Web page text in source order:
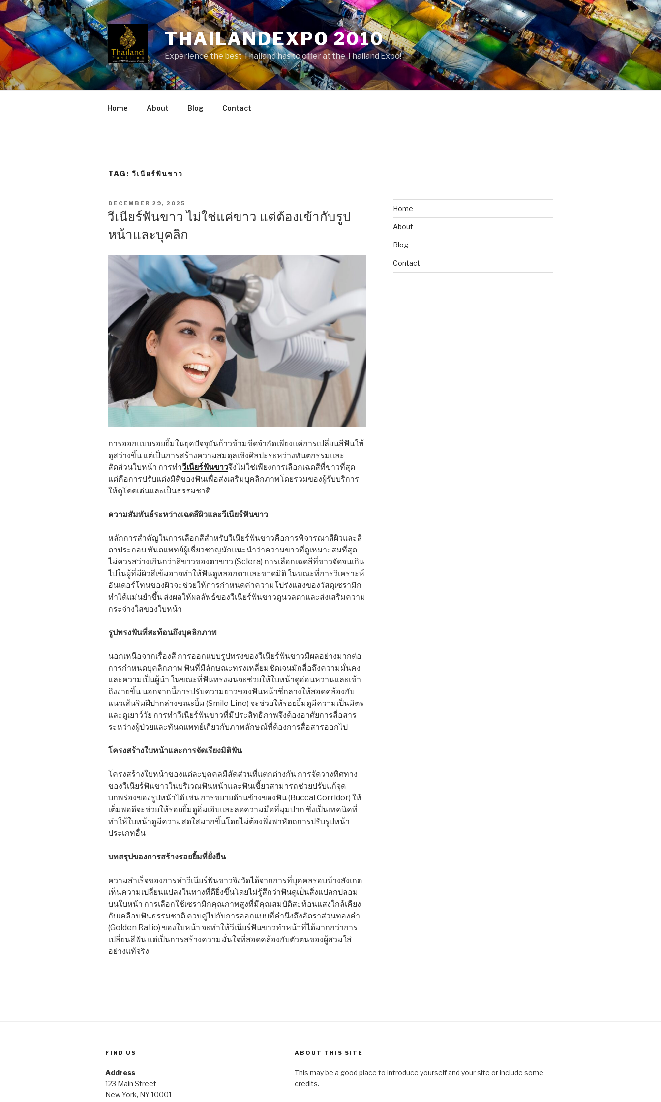
Skip
content
THAILANDEXPO 2010
Experience the best Thailand has to offer at the Thailand Expo!
Home About Blog Contact
TAG: วีเนียร์ฟันขาว
POSTED
ON
DECEMBER 29, 2025
วีเนียร์ฟันขาว ไม่ใช่แค่ขาว แต่ต้องเข้ากับรูป
หน้าและบุคลิก
การออกแบบรอยยิ้มในยุคปัจจุบันก้าวข้ามขีดจำกัดเพียงแค่การเปลี่ยนสีฟันให้
ดูสว่างขึ้น แต่เป็นการสร้างความสมดุลเชิงศิลปะระหว่างทันตกรรมและ
สัดส่วนใบหน้า การทำวีเนียร์ฟันขาวจึงไม่ใช่เพียงการเลือกเฉดสีที่ขาวที่สุด
แต่คือการปรับแต่งมิติของฟันเพื่อส่งเสริมบุคลิกภาพโดยรวมของผู้รับบริการ
ให้ดูโดดเด่นและเป็นธรรมชาติ
ความสัมพันธ์ระหว่างเฉดสีผิวและวีเนียร์ฟันขาว
หลักการสำคัญในการเลือกสีสำหรับวีเนียร์ฟันขาวคือการพิจารณาสีผิวและสี
ตาประกอบ ทันตแพทย์ผู้เชี่ยวชาญมักแนะนำว่าความขาวที่ดูเหมาะสมที่สุด
ไม่ควรสว่างเกินกว่าสีขาวของตาขาว (Sclera) การเลือกเฉดสีที่ขาวจัดจนเกิน
ไปในผู้ที่มีผิวสีเข้มอาจทำให้ฟันดูหลอกตาและขาดมิติ ในขณะที่การวิเคราะห์
อันเดอร์โทนของผิวจะช่วยให้การกำหนดค่าความโปร่งแสงของวัสดุเซรามิก
ทำได้แม่นยำขึ้น ส่งผลให้ผลลัพธ์ของวีเนียร์ฟันขาวดูนวลตาและส่งเสริมความ
กระจ่างใสของใบหน้า
รูปทรงฟันที่สะท้อนถึงบุคลิกภาพ
นอกเหนือจากเรื่องสี การออกแบบรูปทรงของวีเนียร์ฟันขาวมีผลอย่างมากต่อ
การกำหนดบุคลิกภาพ ฟันที่มีลักษณะทรงเหลี่ยมชัดเจนมักสื่อถึงความมั่นคง
และความเป็นผู้นำ ในขณะที่ฟันทรงมนจะช่วยให้ใบหน้าดูอ่อนหวานและเข้า
ถึงง่ายขึ้น นอกจากนี้การปรับความยาวของฟันหน้าซี่กลางให้สอดคล้องกับ
แนวเส้นริมฝีปากล่างขณะยิ้ม (Smile Line) จะช่วยให้รอยยิ้มดูมีความเป็นมิตร
และดูเยาว์วัย การทำวีเนียร์ฟันขาวที่มีประสิทธิภาพจึงต้องอาศัยการสื่อสาร
ระหว่างผู้ป่วยและทันตแพทย์เกี่ยวกับภาพลักษณ์ที่ต้องการสื่อสารออกไป
โครงสร้างใบหน้าและการจัดเรียงมิติฟัน
โครงสร้างใบหน้าของแต่ละบุคคลมีสัดส่วนที่แตกต่างกัน การจัดวางทิศทาง
ของวีเนียร์ฟันขาวในบริเวณฟันหน้าและฟันเขี้ยวสามารถช่วยปรับแก้จุด
บกพร่องของรูปหน้าได้ เช่น การขยายด้านข้างของฟัน (Buccal Corridor) ให้
เต็มพอดีจะช่วยให้รอยยิ้มดูอิ่มเอิบและลดความมืดที่มุมปาก ซึ่งเป็นเทคนิคที่
ทำให้ใบหน้าดูมีความสดใสมากขึ้นโดยไม่ต้องพึ่งพาหัตถการปรับรูปหน้า
ประเภทอื่น
บทสรุปของการสร้างรอยยิ้มที่ยั่งยืน
ความสำเร็จของการทำวีเนียร์ฟันขาวจึงวัดได้จากการที่บุคคลรอบข้างสังเกต
เห็นความเปลี่ยนแปลงในทางที่ดียิ่งขึ้นโดยไม่รู้สึกว่าฟันดูเป็นสิ่งแปลกปลอม
บนใบหน้า การเลือกใช้เซรามิกคุณภาพสูงที่มีคุณสมบัติสะท้อนแสงใกล้เคียง
กับเคลือบฟันธรรมชาติ ควบคู่ไปกับการออกแบบที่คำนึงถึงอัตราส่วนทองคำ
(Golden Ratio) ของใบหน้า จะทำให้วีเนียร์ฟันขาวทำหน้าที่ได้มากกว่าการ
เปลี่ยนสีฟัน แต่เป็นการสร้างความมั่นใจที่สอดคล้องกับตัวตนของผู้สวมใส่
อย่างแท้จริง
Home
About
Blog
Contact
FIND US
Address
123 Main Street
New York, NY 10001
ABOUT THIS SITE
This may be a good place to introduce yourself and your site or include some
credits.